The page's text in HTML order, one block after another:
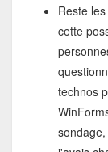
Reste
cette
technos